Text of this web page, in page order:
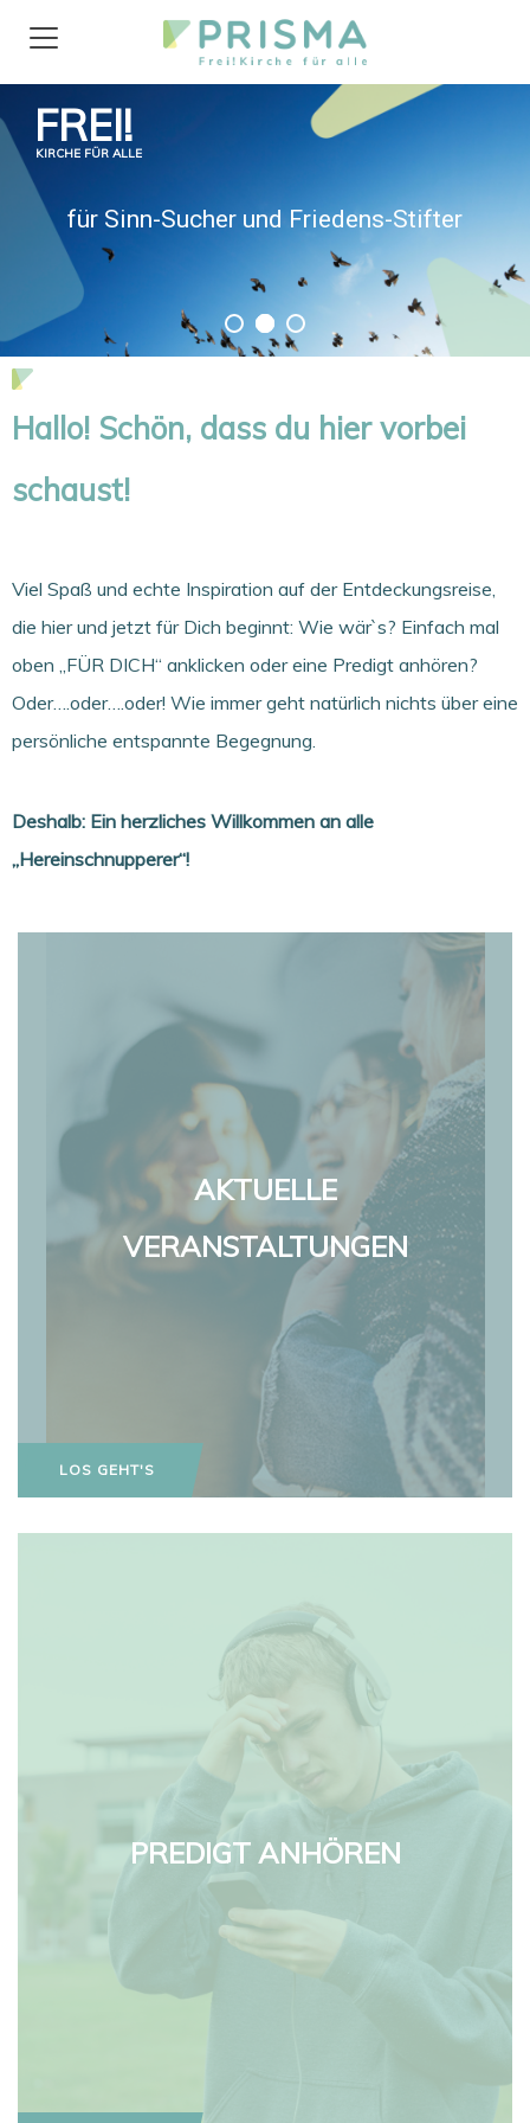
FREI!
KIRCHE FÜR ALLE
für Sinn-Sucher und Friedens-Stifter
Hallo! Schön, dass du hier vorbei
schaust!
Viel Spaß und echte Inspiration auf der Entdeckungsreise,
die hier und jetzt für Dich beginnt: Wie wär`s? Einfach mal
oben „FÜR DICH“ anklicken oder eine Predigt anhören?
Oder….oder….oder! Wie immer geht natürlich nichts über eine
persönliche entspannte Begegnung.
Deshalb: Ein herzliches Willkommen an alle
„Hereinschnupperer“!
AKTUELLE
VERANSTALTUNGEN
LOS GEHT'S
PREDIGT ANHÖREN